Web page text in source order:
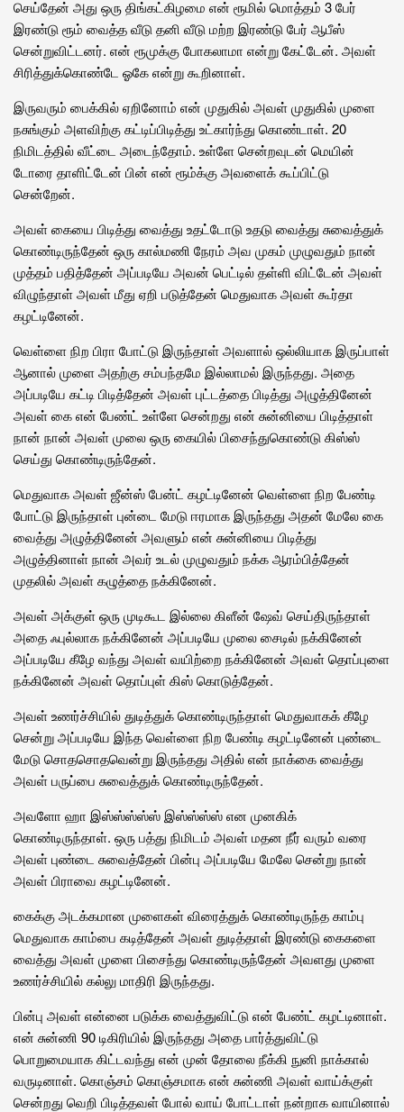
செய்தேன் அது ஒரு திங்கட்கிழமை என் ரூமில் மொத்தம் 3 பேர்
இரண்டு ரூம் வைத்த வீடு தனி வீடு மற்ற இரண்டு பேர் ஆபீஸ்
சென்றுவிட்டனர். என் ரூமுக்கு போகலாமா என்று கேட்டேன். அவள்
சிரித்துக்கொண்டே ஓகே என்று கூறினாள்.
இருவரும் பைக்கில் ஏறினோம் என் முதுகில் அவள் முதுகில் முளை
நசுங்கும் அளவிற்கு கட்டிப்பிடித்து உட்கார்ந்து கொண்டாள். 20
நிமிடத்தில் வீட்டை அடைந்தோம். உள்ளே சென்றவுடன் மெயின்
டோரை தாளிட்டேன் பின் என் ரூம்க்கு அவளைக் கூப்பிட்டு
சென்றேன்.
அவள் கையை பிடித்து வைத்து உதட்டோடு உதடு வைத்து சுவைத்துக்
கொண்டிருந்தேன் ஒரு கால்மணி நேரம் அவ முகம் முழுவதும் நான்
முத்தம் பதித்தேன் அப்படியே அவன் பெட்டில் தள்ளி விட்டேன் அவள்
விழுந்தாள் அவள் மீது ஏறி படுத்தேன் மெதுவாக அவள் கூர்தா
கழட்டினேன்.
வெள்ளை நிற பிரா போட்டு இருந்தாள் அவளால் ஒல்லியாக இருப்பாள்
ஆனால் முளை அதற்கு சம்பந்தமே இல்லாமல் இருந்தது. அதை
அப்படியே கட்டி பிடித்தேன் அவள் புட்டத்தை பிடித்து அழுத்தினேன்
அவள் கை என் பேண்ட் உள்ளே சென்றது என் சுன்னியை பிடித்தாள்
நான் நான் அவள் முலை ஒரு கையில் பிசைந்துகொண்டு கிஸ்ஸ்
செய்து கொண்டிருந்தேன்.
மெதுவாக அவள் ஜீன்ஸ் பேன்ட் கழட்டினேன் வெள்ளை நிற பேண்டி
போட்டு இருந்தாள் புன்டை மேடு ஈரமாக இருந்தது அதன் மேலே கை
வைத்து அழுத்தினேன் அவளும் என் சுன்னியை பிடித்து
அழுத்தினாள் நான் அவர் உடல் முழுவதும் நக்க ஆரம்பித்தேன்
முதலில் அவள் கழுத்தை நக்கினேன்.
அவள் அக்குள் ஒரு முடிகூட இல்லை கிளீன் ஷேவ் செய்திருந்தாள்
அதை ஃபுல்லாக நக்கினேன் அப்படியே முலை சைடில் நக்கினேன்
அப்படியே கீழே வந்து அவள் வயிற்றை நக்கினேன் அவள் தொப்புளை
நக்கினேன் அவள் தொப்புள் கிஸ் கொடுத்தேன்.
அவள் உணர்ச்சியில் துடித்துக் கொண்டிருந்தாள் மெதுவாகக் கீழே
சென்று அப்படியே இந்த வெள்ளை நிற பேண்டி கழட்டினேன் புண்டை
மேடு சொதசொதவென்று இருந்தது அதில் என் நாக்கை வைத்து
அவள் பருப்பை சுவைத்துக் கொண்டிருந்தேன்.
அவளோ ஹா இஸ்ஸ்ஸ்ஸ்ஸ் இஸ்ஸ்ஸ்ஸ் என முனகிக்
கொண்டிருந்தாள். ஒரு பத்து நிமிடம் அவள் மதன நீர் வரும் வரை
அவள் புண்டை சுவைத்தேன் பின்பு அப்படியே மேலே சென்று நான்
அவள் பிராவை கழட்டினேன்.
கைக்கு அடக்கமான முளைகள் விரைத்துக் கொண்டிருந்த காம்பு
மெதுவாக காம்பை கடித்தேன் அவள் துடித்தாள் இரண்டு கைகளை
வைத்து அவள் முளை பிசைந்து கொண்டிருந்தேன் அவளது முளை
உணர்ச்சியில் கல்லு மாதிரி இருந்தது.
பின்பு அவள் என்னை படுக்க வைத்துவிட்டு என் பேண்ட் கழட்டினாள்.
என் சுன்ணி 90 டிகிரியில் இருந்தது அதை பார்த்துவிட்டு
பொறுமையாக கிட்டவந்து என் முன் தோலை நீக்கி நுனி நாக்கால்
வருடினாள். கொஞ்சம் கொஞ்சமாக என் சுன்ணி அவள் வாய்க்குள்
சென்றது வெறி பிடித்தவள் போல் வாய் போட்டாள் நன்றாக வாயினால்